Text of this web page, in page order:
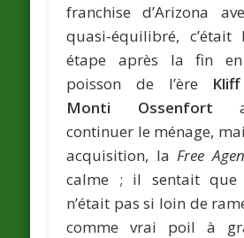
franchise d’Arizona
quasi-équilibré, c’était
étape après la fin
poisson de l’ère
Monti Ossenfort
continuer le ménage,
acquisition, laFree
calme ; il sentait que
n’était pas si loin de
comme vrai poil à